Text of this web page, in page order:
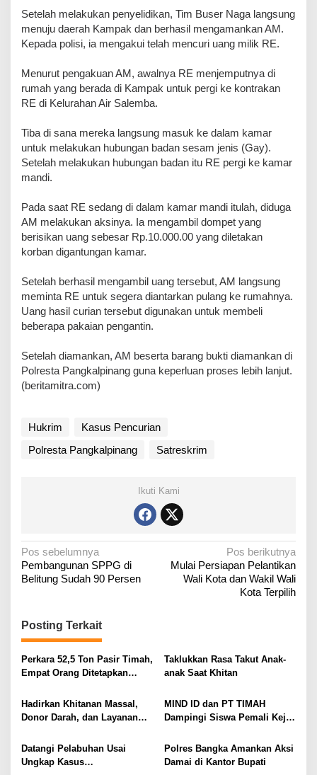
Setelah melakukan penyelidikan, Tim Buser Naga langsung
menuju daerah Kampak dan berhasil mengamankan AM.
Kepada polisi, ia mengakui telah mencuri uang milik RE.
Menurut pengakuan AM, awalnya RE menjemputnya di
rumah yang berada di Kampak untuk pergi ke kontrakan
RE di Kelurahan Air Salemba.
Tiba di sana mereka langsung masuk ke dalam kamar
untuk melakukan hubungan badan sesam jenis (Gay).
Setelah melakukan hubungan badan itu RE pergi ke kamar
mandi.
Pada saat RE sedang di dalam kamar mandi itulah, diduga
AM melakukan aksinya. Ia mengambil dompet yang
berisikan uang sebesar Rp.10.000.00 yang diletakan
korban digantungan kamar.
Setelah berhasil mengambil uang tersebut, AM langsung
meminta RE untuk segera diantarkan pulang ke rumahnya.
Uang hasil curian tersebut digunakan untuk membeli
beberapa pakaian pengantin.
Setelah diamankan, AM beserta barang bukti diamankan di
Polresta Pangkalpinang guna keperluan proses lebih lanjut.
(beritamitra.com)
Hukrim
Kasus Pencurian
Polresta Pangkalpinang
Satreskrim
Ikuti Kami
N
a
g
a
s
p
o
Pos sebelumnya
Pembangunan SPPG di
Belitung Sudah 90 Persen
Pos berikutnya
Mulai Persiapan Pelantikan
Wali Kota dan Wakil Wali
Kota Terpilih
Posting Terkait
Perkara 52,5 Ton Pasir Timah,
Empat Orang Ditetapkan
Taklukkan Rasa Takut Anak-
anak Saat Khitan
Hadirkan Khitanan Massal,
Donor Darah, dan Layanan
MIND ID dan PT TIMAH
Dampingi Siswa Pemali Kejar
Datangi Pelabuhan Usai
Ungkap Kasus
Polres Bangka Amankan Aksi
Damai di Kantor Bupati